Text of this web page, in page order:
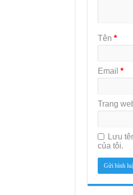
Tên *
Email *
Trang
Lưu
của tôi.